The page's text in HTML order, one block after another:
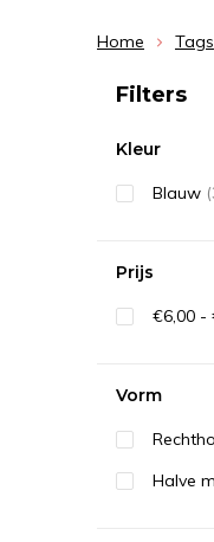
Home Tags
Sorteren op:
Filters
Kleur
Blauw
Prijs
€6,00 -
Vorm
Halve